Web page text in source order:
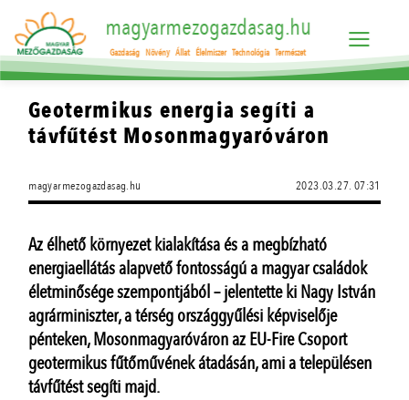
magyarmezogazdasag.hu
Gazdaság Növény Állat Élelmiszer Technológia Természet
Geotermikus energia segíti a
távfűtést Mosonmagyaróváron
magyarmezogazdasag.hu 2023.03.27. 07:31
Az élhető környezet kialakítása és a megbízható
energiaellátás alapvető fontosságú a magyar családok
életminősége szempontjából – jelentette ki Nagy István
agrárminiszter, a térség országgyűlési képviselője
pénteken, Mosonmagyaróváron az EU-Fire Csoport
geotermikus fűtőművének átadásán, ami a településen
távfűtést segíti majd.